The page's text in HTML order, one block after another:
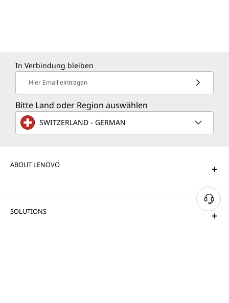
In Verbindung bleiben
Hier Email eintragen
Bitte Land oder Region auswählen
SWITZERLAND - GERMAN
ABOUT LENOVO
SOLUTIONS